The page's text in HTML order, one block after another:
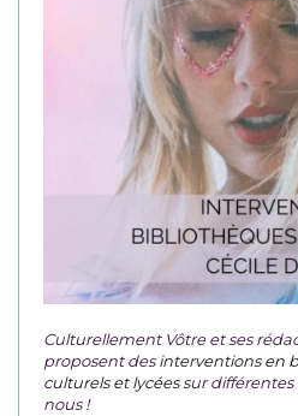
Culturellement Vôtre et ses
proposent desinterventions en
culturels et lycéessur différentes
nous !